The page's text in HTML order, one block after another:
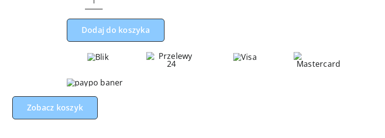
ilość
Kokon
niemowlęcy
główki
z
malinowym
Dodaj do koszyka
Zobacz koszyk